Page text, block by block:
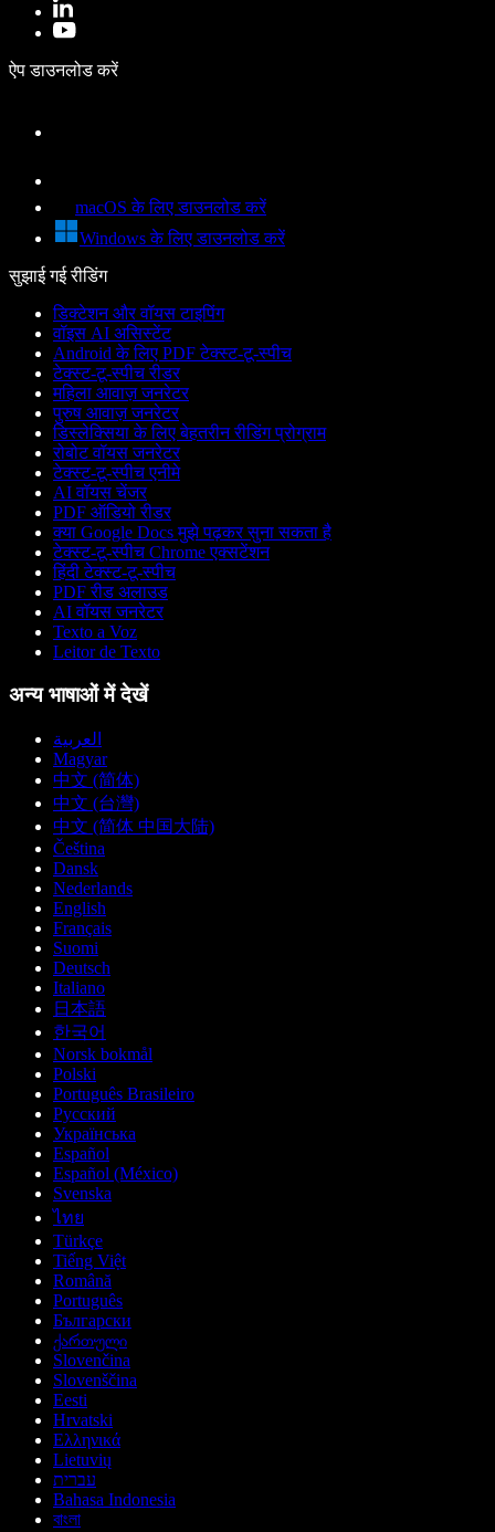
ऐप डाउनलोड करें
macOS के लिए डाउनलोड करें
Windows के लिए डाउनलोड करें
सुझाई गई रीडिंग
डिक्टेशन और वॉयस टाइपिंग
वॉइस AI असिस्टेंट
Android के लिए PDF टेक्स्ट-टू-स्पीच
टेक्स्ट-टू-स्पीच रीडर
महिला आवाज़ जनरेटर
पुरुष आवाज़ जनरेटर
डिस्लेक्सिया के लिए बेहतरीन रीडिंग प्रोग्राम
रोबोट वॉयस जनरेटर
टेक्स्ट-टू-स्पीच एनीमे
AI वॉयस चेंजर
PDF ऑडियो रीडर
क्या Google Docs मुझे पढ़कर सुना सकता है
टेक्स्ट-टू-स्पीच Chrome एक्सटेंशन
हिंदी टेक्स्ट-टू-स्पीच
PDF रीड अलाउड
AI वॉयस जनरेटर
Texto a Voz
Leitor de Texto
अन्य भाषाओं में देखें
العربية
Magyar
中文 (简体)
中文 (台灣)
中文 (简体 中国大陆)
Čeština
Dansk
Nederlands
English
Français
Suomi
Deutsch
Italiano
日本語
한국어
Norsk bokmål
Polski
Português Brasileiro
Русский
Українська
Español
Español (México)
Svenska
ไทย
Türkçe
Tiếng Việt
Română
Português
Български
ქართული
Slovenčina
Slovenščina
Eesti
Hrvatski
Ελληνικά
Lietuvių
עברית
Bahasa Indonesia
বাংলা